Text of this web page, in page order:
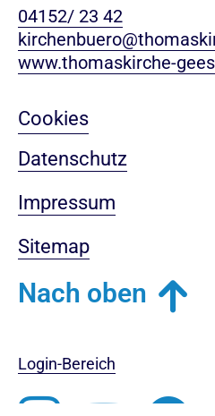
04152/ 23 42
www.thomaskirche-
Cookies
Datenschutz
Impressum
Sitemap
Nach oben
Login-Bereich